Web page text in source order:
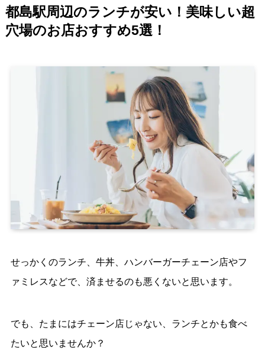
都島駅周辺のランチが安い！美味しい超
穴場のお店おすすめ5選！
せっかくのランチ、牛丼、ハンバーガーチェーン店やフ
ァミレスなどで、済ませるのも悪くないと思います。
でも、たまにはチェーン店じゃない、ランチとかも食べ
たいと思いませんか？